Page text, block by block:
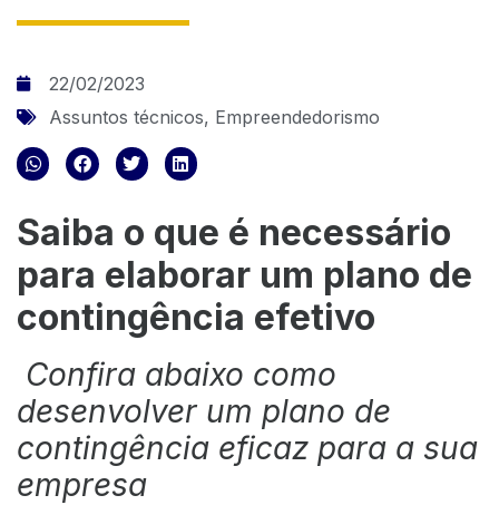
22/02/2023
Assuntos técnicos, Empreendedorismo
Saiba o que é necessário
para elaborar um plano de
contingência efetivo
Confira abaixo como
desenvolver um plano de
contingência eficaz para a sua
empresa